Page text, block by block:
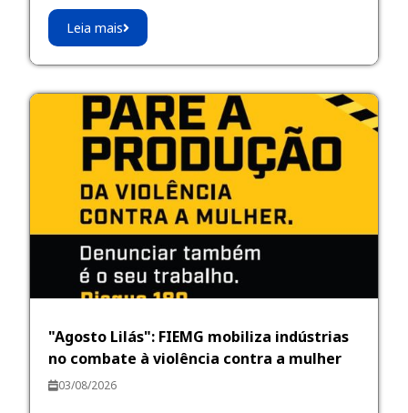
Leia mais
"Agosto Lilás": FIEMG mobiliza indústrias
no combate à violência contra a mulher
03/08/2026